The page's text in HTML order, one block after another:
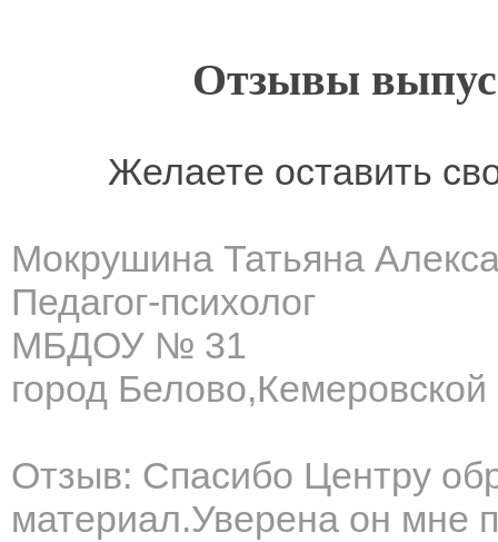
Отзывы
Желаете оставить
Мокрушина Татьяна
Педагог-психолог
МБДОУ № 31
город Белово,Кемеровской
Отзыв: Спасибо Центру
материал.Уверена он мне